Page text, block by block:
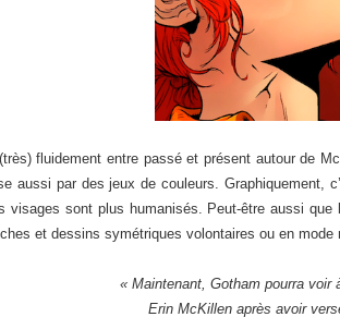
fluidement entre passé et présent autour de
aussi par des jeux de couleurs.
visages sont plus humanisés. Peut-être aussi
et dessins symétriques volontaires ou en
« Maintenant, Gotham pourra voir
Erin McKillen après avoir